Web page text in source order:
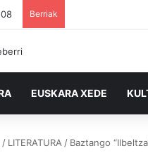
Berriak
EUSKARA XEDE
/ LITERATURA / Baztango